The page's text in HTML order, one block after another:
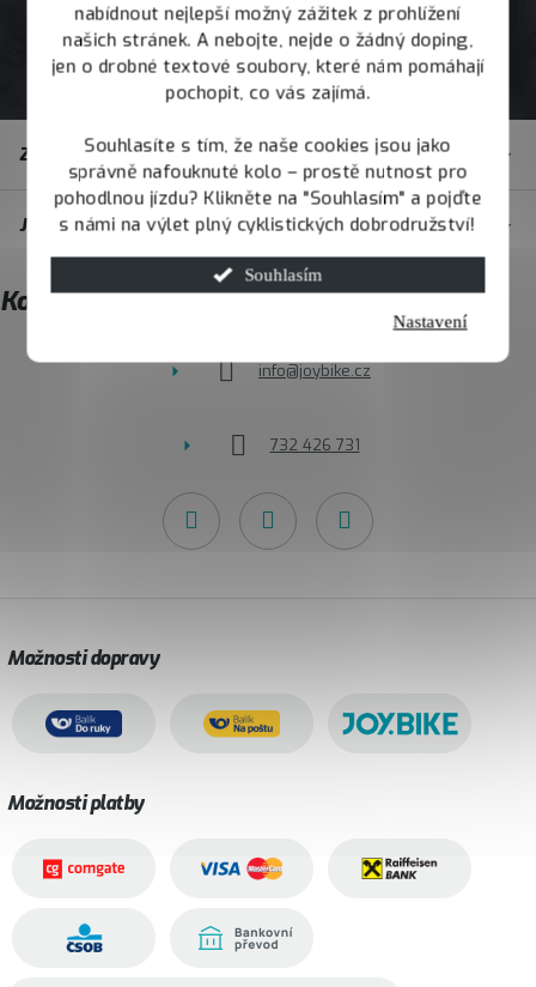
nabídnout nejlepší možný zážitek z prohlížení
našich stránek. A nebojte, nejde o žádný doping,
jen o drobné textové soubory, které nám pomáhají
pochopit, co vás zajímá.
Souhlasíte s tím, že naše cookies jsou jako
správně nafouknuté kolo – prostě nutnost pro
pohodlnou jízdu? Klikněte na "Souhlasím" a pojďte
s námi na výlet plný cyklistických dobrodružství!
Souhlasím
Nastavení
t
í
Zákaznický servis
JOY.BIKE
Kontakt
info@joybike.cz
732 426 731
Možnosti dopravy
Možnosti platby